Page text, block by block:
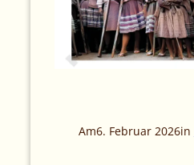
Am6. Februar 2026in